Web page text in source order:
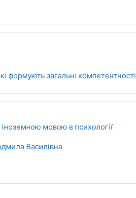
формують загальні компетентності
іноземною мовою в психології
Василівна